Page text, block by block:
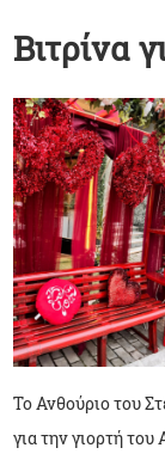
Βιτρίνα
Το Ανθούριο του
για την γιορτή